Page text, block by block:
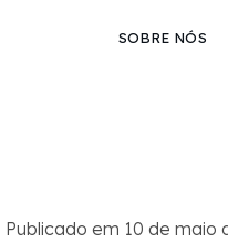
SOBRE NÓS
Publicado em 10 de maio